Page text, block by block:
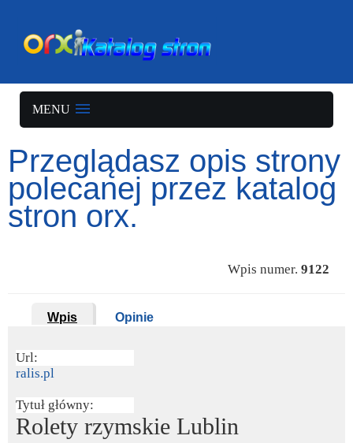
MENU
Przeglądasz opis strony
polecanej przez katalog
stron orx.
Wpis numer. 9122
Wpis Opinie
Url:
ralis.pl
Tytuł główny:
Rolety rzymskie Lublin